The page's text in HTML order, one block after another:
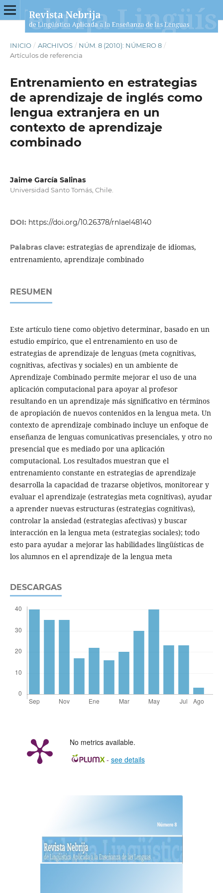
INICIO / ARCHIVOS / NÚM. 8 (2010): NÚMERO 8 /
Artículos de referencia
Entrenamiento en estrategias
de aprendizaje de inglés como
lengua extranjera en un
contexto de aprendizaje
combinado
Jaime García Salinas
Universidad Santo Tomás, Chile.
DOI: https://doi.org/10.26378/rnlael48140
Palabras clave: estrategias de aprendizaje de idiomas,
entrenamiento, aprendizaje combinado
RESUMEN
Este artículo tiene como objetivo determinar, basado en un
estudio empírico, que el entrenamiento en uso de
estrategias de aprendizaje de lenguas (meta cognitivas,
cognitivas, afectivas y sociales) en un ambiente de
Aprendizaje Combinado permite mejorar el uso de una
aplicación computacional para apoyar al profesor
resultando en un aprendizaje más significativo en términos
de apropiación de nuevos contenidos en la lengua meta. Un
contexto de aprendizaje combinado incluye un enfoque de
enseñanza de lenguas comunicativas presenciales, y otro no
presencial que es mediado por una aplicación
computacional. Los resultados muestran que el
entrenamiento constante en estrategias de aprendizaje
desarrolla la capacidad de trazarse objetivos, monitorear y
evaluar el aprendizaje (estrategias meta cognitivas), ayudar
a aprender nuevas estructuras (estrategias cognitivas),
controlar la ansiedad (estrategias afectivas) y buscar
interacción en la lengua meta (estrategias sociales); todo
esto para ayudar a mejorar las habilidades lingüísticas de
los alumnos en el aprendizaje de la lengua meta
DESCARGAS
No metrics available.
- see details